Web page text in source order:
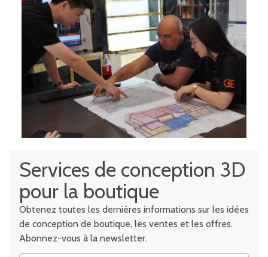
Services de conception 3D
pour la boutique
Obtenez toutes les dernières informations sur les idées
de conception de boutique, les ventes et les offres.
Abonnez-vous à la newsletter.